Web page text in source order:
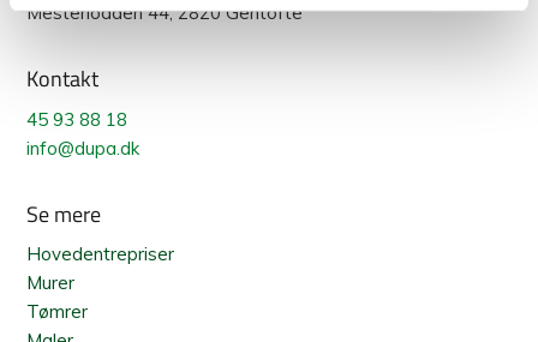
Mesterlodden 44, 2820 Gentofte
Kontakt
45 93 88 18
info@dupa.dk
Se mere
Hovedentrepriser
Murer
Tømrer